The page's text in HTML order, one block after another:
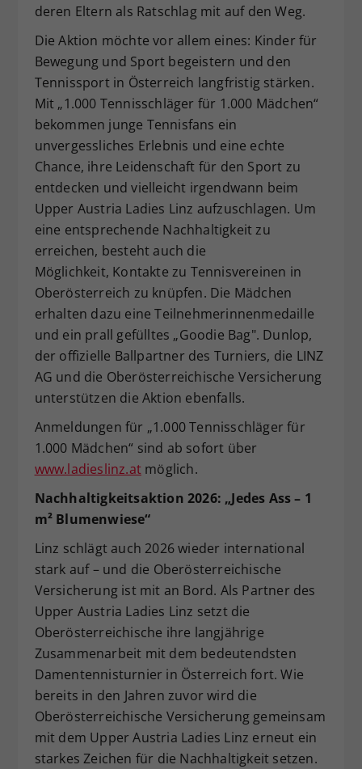
deren Eltern als Ratschlag mit auf den Weg.
Die Aktion möchte vor allem eines: Kinder für
Bewegung und Sport begeistern und den
Tennissport in Österreich langfristig stärken.
Mit „1.000 Tennisschläger für 1.000 Mädchen“
bekommen junge Tennisfans ein
unvergessliches Erlebnis und eine echte
Chance, ihre Leidenschaft für den Sport zu
entdecken und vielleicht irgendwann beim
Upper Austria Ladies Linz aufzuschlagen. Um
eine entsprechende Nachhaltigkeit zu
erreichen, besteht auch die
Möglichkeit, Kontakte zu Tennisvereinen in
Oberösterreich zu knüpfen. Die Mädchen
erhalten dazu eine Teilnehmerinnenmedaille
und ein prall gefülltes „Goodie Bag". Dunlop,
der offizielle Ballpartner des Turniers, die LINZ
AG und die Oberösterreichische Versicherung
unterstützen die Aktion ebenfalls.
Anmeldungen für „1.000 Tennisschläger für
1.000 Mädchen“ sind ab sofort über
www.ladieslinz.atmöglich.
Nachhaltigkeitsaktion 2026: „Jedes Ass – 1
m² Blumenwiese“
Linz schlägt auch 2026 wieder international
stark auf – und die Oberösterreichische
Versicherung ist mit an Bord. Als Partner des
Upper Austria Ladies Linz setzt die
Oberösterreichische ihre langjährige
Zusammenarbeit mit dem bedeutendsten
Damentennisturnier in Österreich fort. Wie
bereits in den Jahren zuvor wird die
Oberösterreichische Versicherung gemeinsam
mit dem Upper Austria Ladies Linz erneut ein
starkes Zeichen für die Nachhaltigkeit setzen.